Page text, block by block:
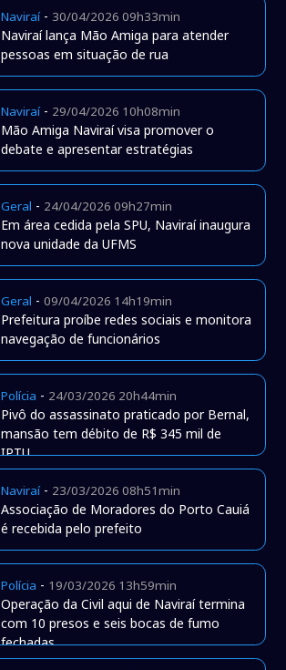
Naviraí- 30/04/2026 09h33min
Naviraí lança Mão Amiga para atender
pessoas em situação de rua
Naviraí- 29/04/2026 10h08min
Mão Amiga Naviraí visa promover o
debate e apresentar estratégias
Geral - 24/04/2026 09h27min
Em área cedida pela SPU, Naviraí inaugura
nova unidade da UFMS
Geral -09/04/2026 14h19min
Prefeitura proíbe redes sociais e monitora
navegação de funcionários
Polícia - 24/03/2026 20h44min
Pivô do assassinato praticado por Bernal,
mansão tem débito de R$ 345 mil de
IPTU
Naviraí- 23/03/2026 08h51min
Associação de Moradores do Porto Cauiá
é recebida pelo prefeito
Polícia - 19/03/2026 13h59min
Operação da Civil aqui de Naviraí termina
com 10 presos e seis bocas de fumo
fechadas